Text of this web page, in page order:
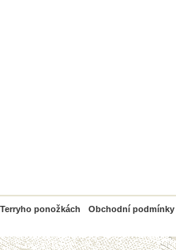
ponožkách Obchodní podmínky
PayPal